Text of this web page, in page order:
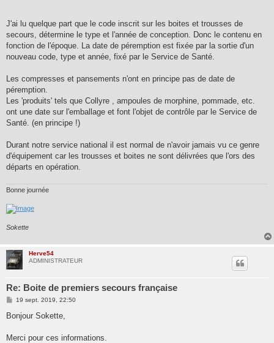
J'ai lu quelque part que le code inscrit sur les boites et trousses de
secours, détermine le type et l'année de conception. Donc le contenu en
fonction de l'époque. La date de péremption est fixée par la sortie d'un
nouveau code, type et année, fixé par le Service de Santé.
Les compresses et pansements n'ont en principe pas de date de
péremption.
Les 'produits' tels que Collyre , ampoules de morphine, pommade, etc.
ont une date sur l'emballage et font l'objet de contrôle par le Service de
Santé. (en principe !)
Durant notre service national il est normal de n'avoir jamais vu ce genre
d'équipement car les trousses et boites ne sont délivrées que l'ors des
départs en opération.
Bonne journée
Sokette
Herve54
ADMINISTRATEUR
Re: Boite de premiers secours française
M
s
g
19 sept. 2019, 22:50
Bonjour Sokette,
Merci pour ces informations.